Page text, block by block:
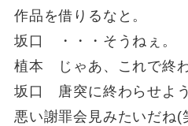
作品を借りるなと。
坂口 ・・・そうねぇ。
植本 じゃあ、これで終
坂口 唐突に終わらせよ
悪い謝罪会見みたいだね(